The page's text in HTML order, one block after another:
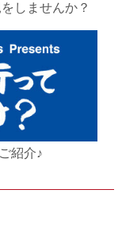
しませんか？
紹介♪